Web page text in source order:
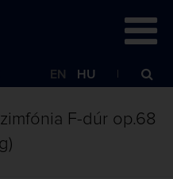
EN HU
F-dúr op.68